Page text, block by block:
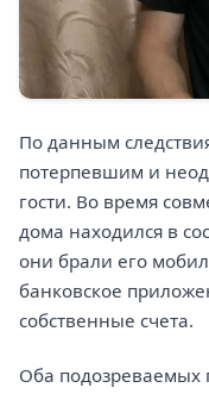
По данным
потерпевшим и
гости. Во время
дома находился в
они брали его
банковское
собственные счета.
Оба подозреваемых